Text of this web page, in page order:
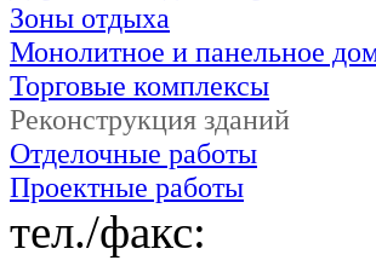
Зоны отдыха
Монолитное и панельное
Торговые комплексы
Реконструкция зданий
Отделочные работы
Проектные работы
тел./факс: